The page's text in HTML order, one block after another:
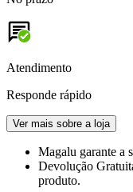
Atendimento
Responde rápido
Ver mais sobre a loja
Magalu garante a
Devolução
produto.